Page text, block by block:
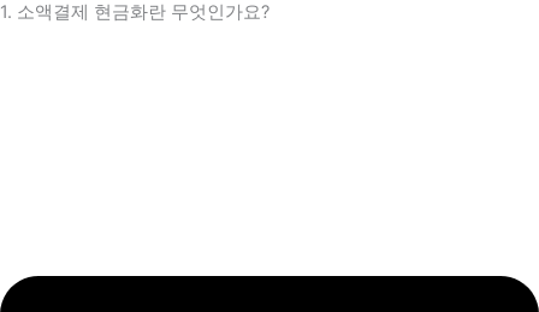
1. 소액결제 현금화란 무엇인가요?